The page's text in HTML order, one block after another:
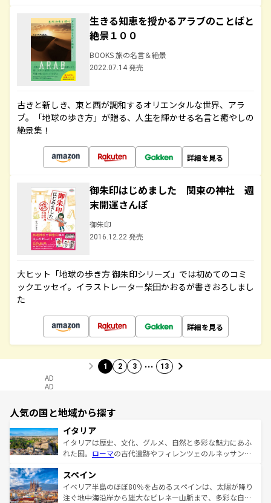
生きる知恵を授かるアラブのことばと
絶景１００
BOOKS 旅の名言＆絶景
2022.07.14 発売
古きと新しき、東と西が調和するオリエンタルな世界、アラ
ブ。「地球の歩き方」が贈る、人生を輝かせる名言と癒やしの
絶景集！
詳細を見る
御朱印はじめました 関東の神社 週
末開運さんぽ
御朱印
2016.12.22 発売
大ヒット「地球の歩き方 御朱印シリーズ」では初めてのコミ
ックエッセイ。イラストレーター柴田かおるが書きおろしまし
た
詳細を見る
1 2 3 … 13
AD
AD
人気の国と地域から探す
イタリア
イタリアは歴史、文化、グルメ、自然と多彩な魅力にあふ
れた国。 ローマの古代遺跡やフィレンツェのルネッサンス
ろん、トスカーナの美しい田園風景やアマルフィ海岸の絶
景など、自然景観も見逃せない。観光の合間には、本場の
ピザやパスタなど、絶品のイタリア料理を堪能することも
スペイン
イベリア半島のほぼ80％を占めるスペインは、太陽が降り
注ぐ地中海沿岸から雄大なピレネー山脈まで、多彩な自然